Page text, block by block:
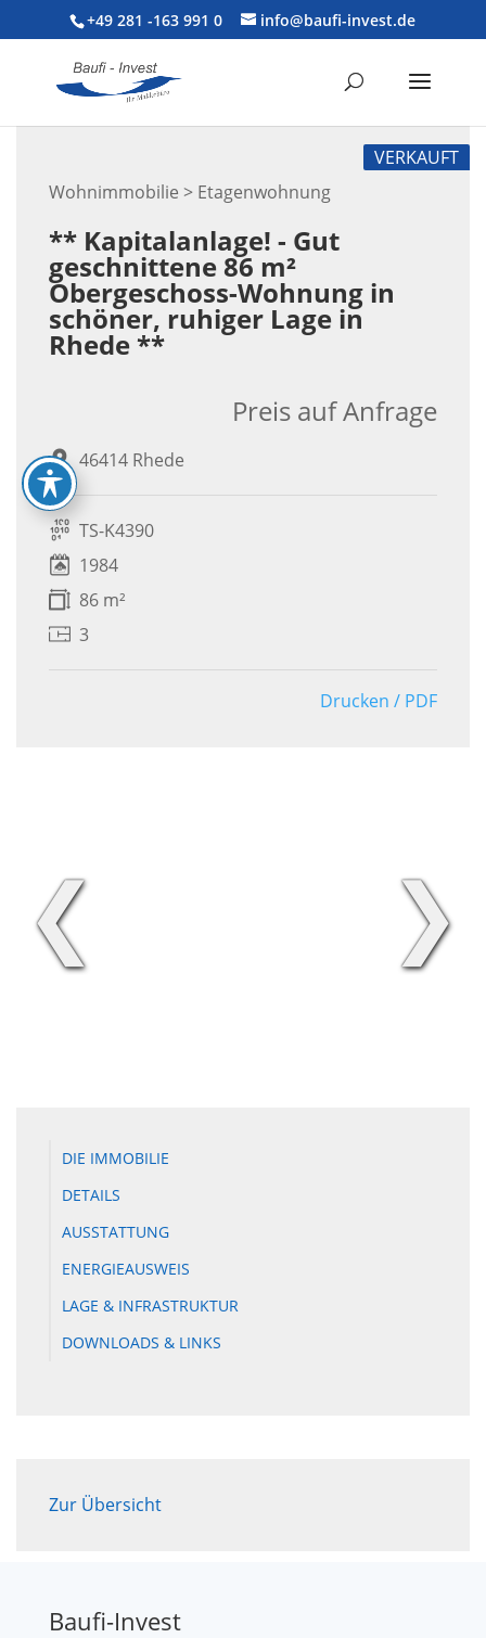
+49 281 -163 991 0 info@baufi-invest.de
Wohnimmobilie > Etagenwohnung
VERKAUFT
** Kapitalanlage! - Gut
geschnittene 86 m²
Obergeschoss-Wohnung in
schöner, ruhiger Lage in
Rhede **
46414 Rhede
Preis auf Anfrage
TS-K4390
1984
86 m²
3
Drucken / PDF
❮ ❯
DIE IMMOBILIE
DETAILS
AUSSTATTUNG
ENERGIEAUSWEIS
LAGE & INFRASTRUKTUR
DOWNLOADS & LINKS
Zur Übersicht
Baufi-Invest